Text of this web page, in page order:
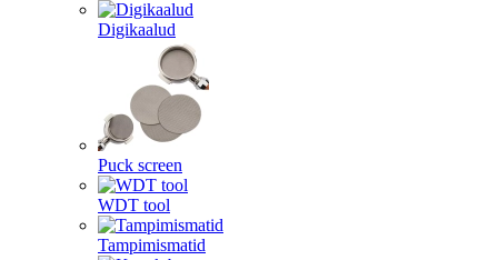
Digikaalud
Puck screen
WDT tool
Tampimismatid